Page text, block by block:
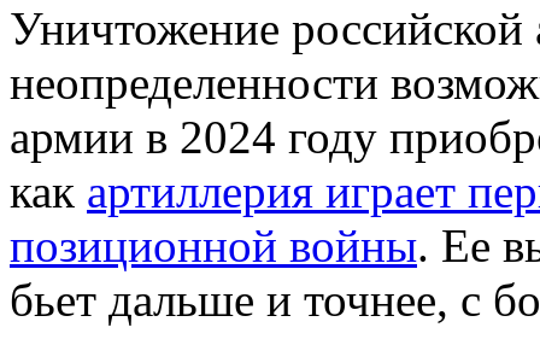
Уничтожение российской
неопределенности
армии в 2024 году
как артиллерия играет
позиционной войны. Ее
бьет дальше и точнее, с